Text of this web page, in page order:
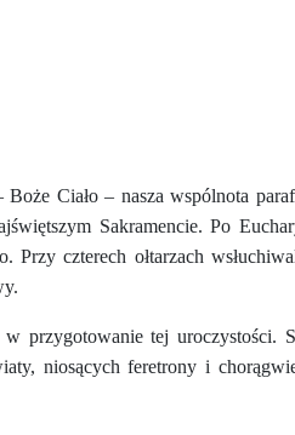
Ciało – nasza wspólnota
Sakramencie. Po
Przy czterech ołtarzach
przygotowanie tej uroczystości.
niosących feretrony i